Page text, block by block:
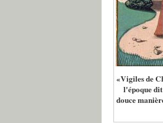
«Vigiles de
l'époque
douce